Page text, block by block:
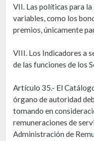
VII. Las políticas para
variables, como los
premios, únicamente
VIII. Los Indicadores a
de las funciones de los
Artículo 35.- El
órgano de autoridad
tomando en
remuneraciones de
Administración de